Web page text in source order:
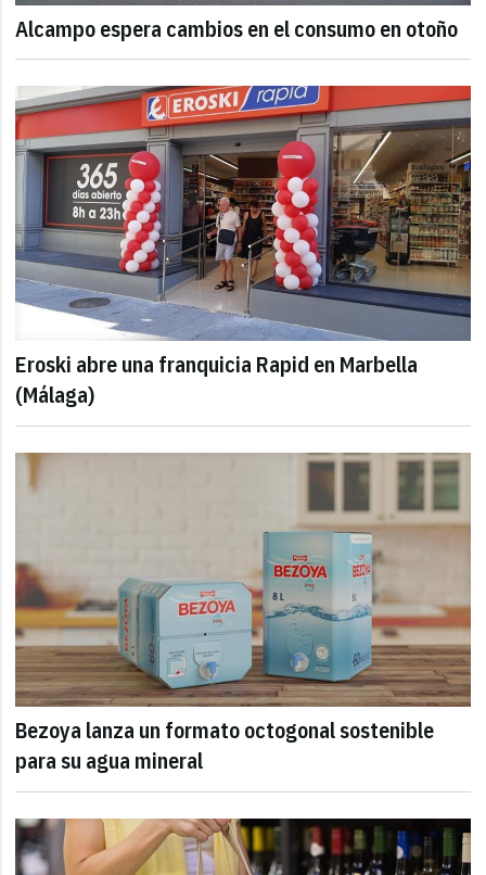
Alcampo espera cambios en el consumo en otoño
Eroski abre una franquicia Rapid en Marbella
(Málaga)
Bezoya lanza un formato octogonal sostenible
para su agua mineral